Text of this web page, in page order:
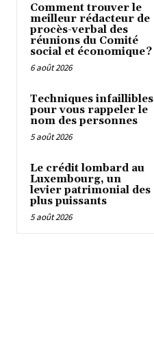
Comment trouver le
meilleur rédacteur de
procès-verbal des
réunions du Comité
social et économique ?
6 août 2026
Techniques infaillibles
pour vous rappeler le
nom des personnes
5 août 2026
Le crédit lombard au
Luxembourg, un
levier patrimonial des
plus puissants
5 août 2026